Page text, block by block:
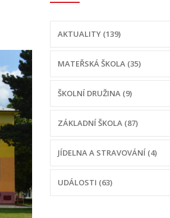
AKTUALITY (139)
MATEŘSKÁ ŠKOLA (35)
ŠKOLNÍ DRUŽINA (9)
ZÁKLADNÍ ŠKOLA (87)
JÍDELNA A STRAVOVÁNÍ (4)
UDÁLOSTI (63)